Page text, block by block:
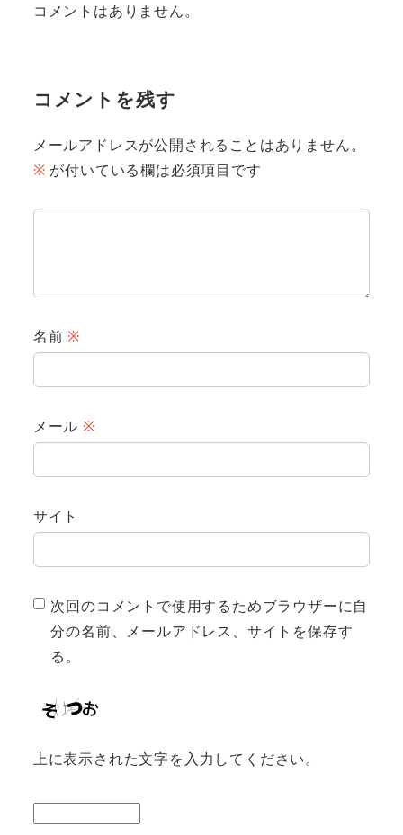
コメントはありません。
コメントを残す
メールアドレスが公開されることはありません。
※ が付いている欄は必須項目です
名前 ※
メール ※
サイト
次回のコメントで使用するためブラウザーに自
分の名前、メールアドレス、サイトを保存す
る。
上に表示された文字を入力してください。